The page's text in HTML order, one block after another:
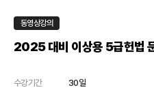
동영상강의
2025 대비 이상용 5급헌법
수강기간 30일